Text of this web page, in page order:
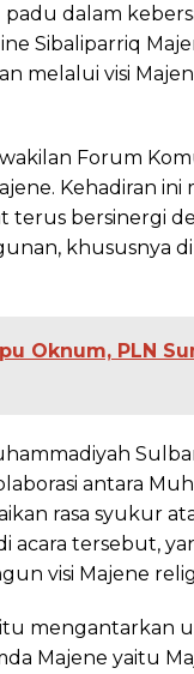
dalam
Sibaliparriq
melalui visi
Forum
Kehadiran
terus bersinergi
khususnya
Oknum, PLN
antara
rasa syukur
acara tersebut,
visi Majene
mengantarkan
Majene yaitu